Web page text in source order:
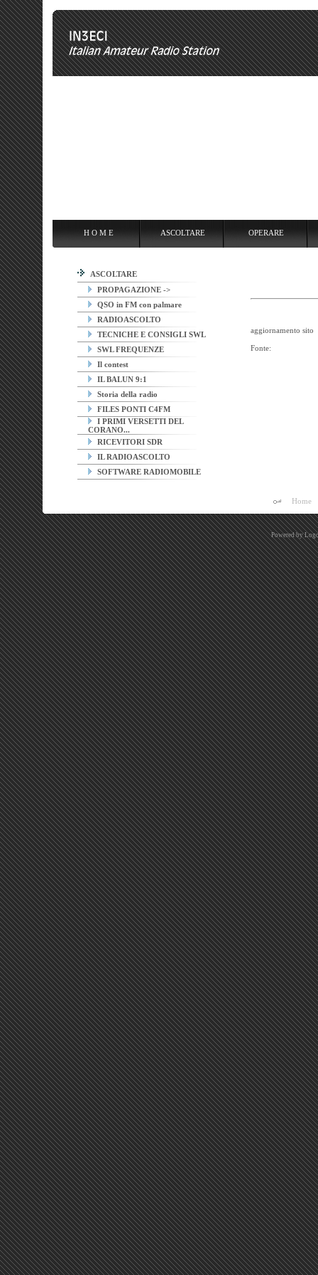
ASCOLTARE
PROPAGAZIONE ->
QSO in FM con palmare
RADIOASCOLTO
TECNICHE E CONSIGLI SWL
SWL FREQUENZE
Il contest
IL BALUN 9:1
Storia della radio
FILES PONTI C4FM
I PRIMI VERSETTI DEL
CORANO...
RICEVITORI SDR
IL RADIOASCOLTO
SOFTWARE RADIOMOBILE
aggiornamento sito
Fonte:
Home
Powered by
H O M E ASCOLTARE OPERARE